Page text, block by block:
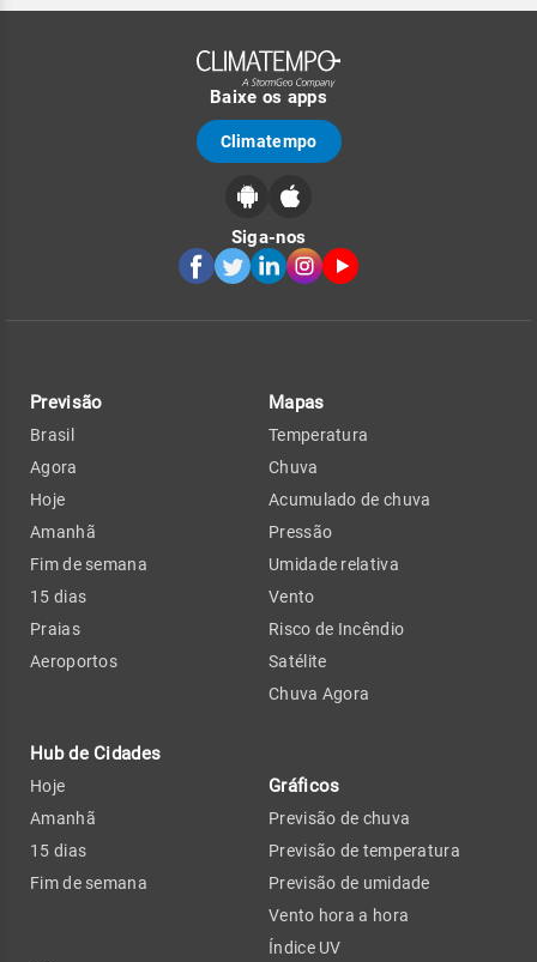
Baixe os apps
Climatempo
Siga-nos
Previsão
Brasil
Agora
Hoje
Amanhã
Fim de semana
15 dias
Praias
Aeroportos
Hub de Cidades
Hoje
Amanhã
15 dias
Fim de semana
Mapas
Temperatura
Chuva
Acumulado de chuva
Pressão
Umidade relativa
Vento
Risco de Incêndio
Satélite
Chuva Agora
Gráficos
Previsão de chuva
Previsão de temperatura
Previsão de umidade
Vento hora a hora
Índice UV